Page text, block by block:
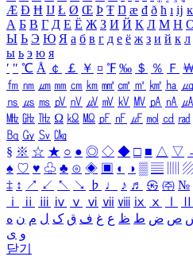
Æ Ð Ħ Ĳ Ł Ø Œ Þ Ŧ Ŋ æ đ ð ħ ı ĳ ĸ
А Б В Г Д Е Ё Ж З И Й К Л М Н
Ы Ь Э Ю Я а б в г д е ё ж з и й к л
ы ь э ю я
′ ″ ℃ Å ￠ ￡ ￥ ¤ ℉ ‰ ＄ ％ Ｆ
㎙ ㎚ ㎛ ㎜ ㎝ ㎞ ㎟ ㎠ ㎡ ㎢ ㏊ ㎍
㎱ ㎲ ㎳ ㎴ ㎵ ㎶ ㎷ ㎸ ㎹ ㎀ ㎁ ㎂
㎒ ㎓ ㎔ Ω ㏀ ㏁ ㎊ ㎋ ㎌ ㏖ ㏅ ㎭
㏃ ㏉ ㏜ ㏆
§ ※ ☆ ★ ○ ● ◎ ◇ ◆ □ ■ △ ▽
♠ ♡ ♥ ♧ ♣ ⊙ ◈ ▣ ◐ ◑ ▒ ▤
‡ ↕ ↗ ↙ ↖ ↘ ♭ ♩ ♪ ♬ ㉿ ㈜ №
ⅰ
ⅱ ⅲ ⅳ ⅴ ⅵ ⅶ ⅷ ⅸ ⅹ
ص ض ط ظ ع غ ف ق ک ل م ن ه
و ی
닫기